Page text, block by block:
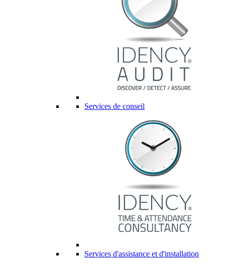
Services de conseil
Services d'assistance et d'installation